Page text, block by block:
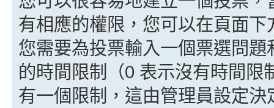
有相應的權限，您可以在頁面
您需要為投票輸入一個票選問
的時間限制（0 表示沒有時間限
有一個限制，這由管理員設定決